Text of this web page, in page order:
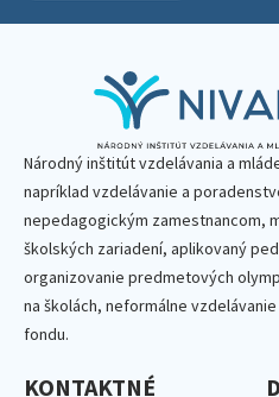
Národný inštitút vzdelávania a
napríklad vzdelávanie a
nepedagogickým zamestnancom,
školských zariadení, aplikovaný
organizovanie predmetových
na školách, neformálne
fondu.
KONTAKTNÉ